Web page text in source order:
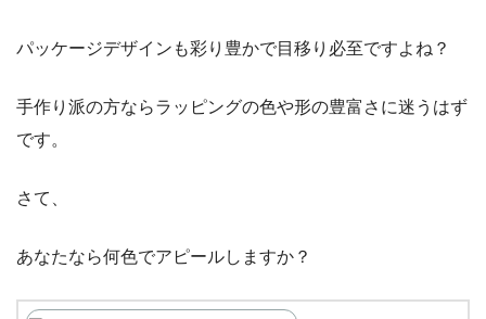
パッケージデザインも彩り豊かで目移り必至ですよね？
手作り派の方ならラッピングの色や形の豊富さに迷うはず
です。
さて、
あなたなら何色でアピールしますか？